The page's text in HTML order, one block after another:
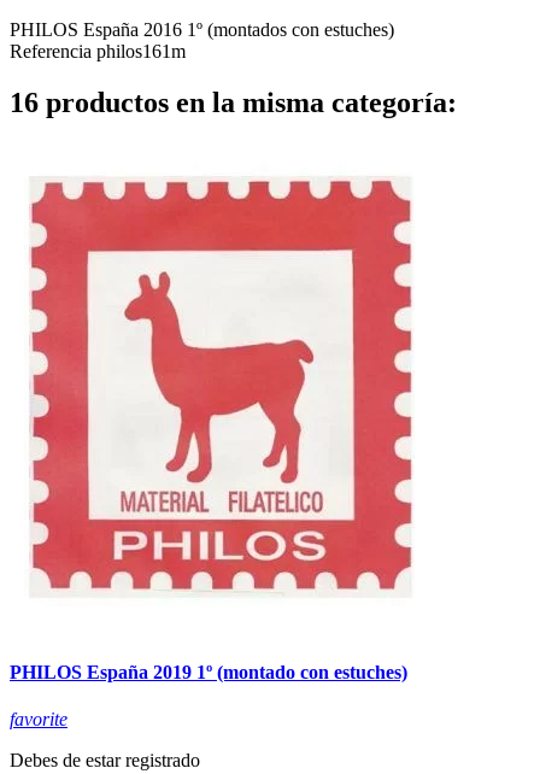
PHILOS España 2016 1º (montados con estuches)
Referencia philos161m
16 productos en la misma categoría:
PHILOS España 2019 1º (montado con estuches)
favorite
Debes de estar registrado